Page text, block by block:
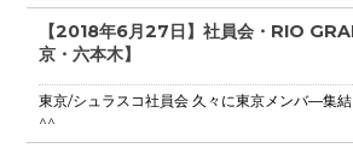
【2018年6月27日】社員会・RIO
京・六本木】
東京/シュラスコ社員会 久々に東京メンバ―集
^^